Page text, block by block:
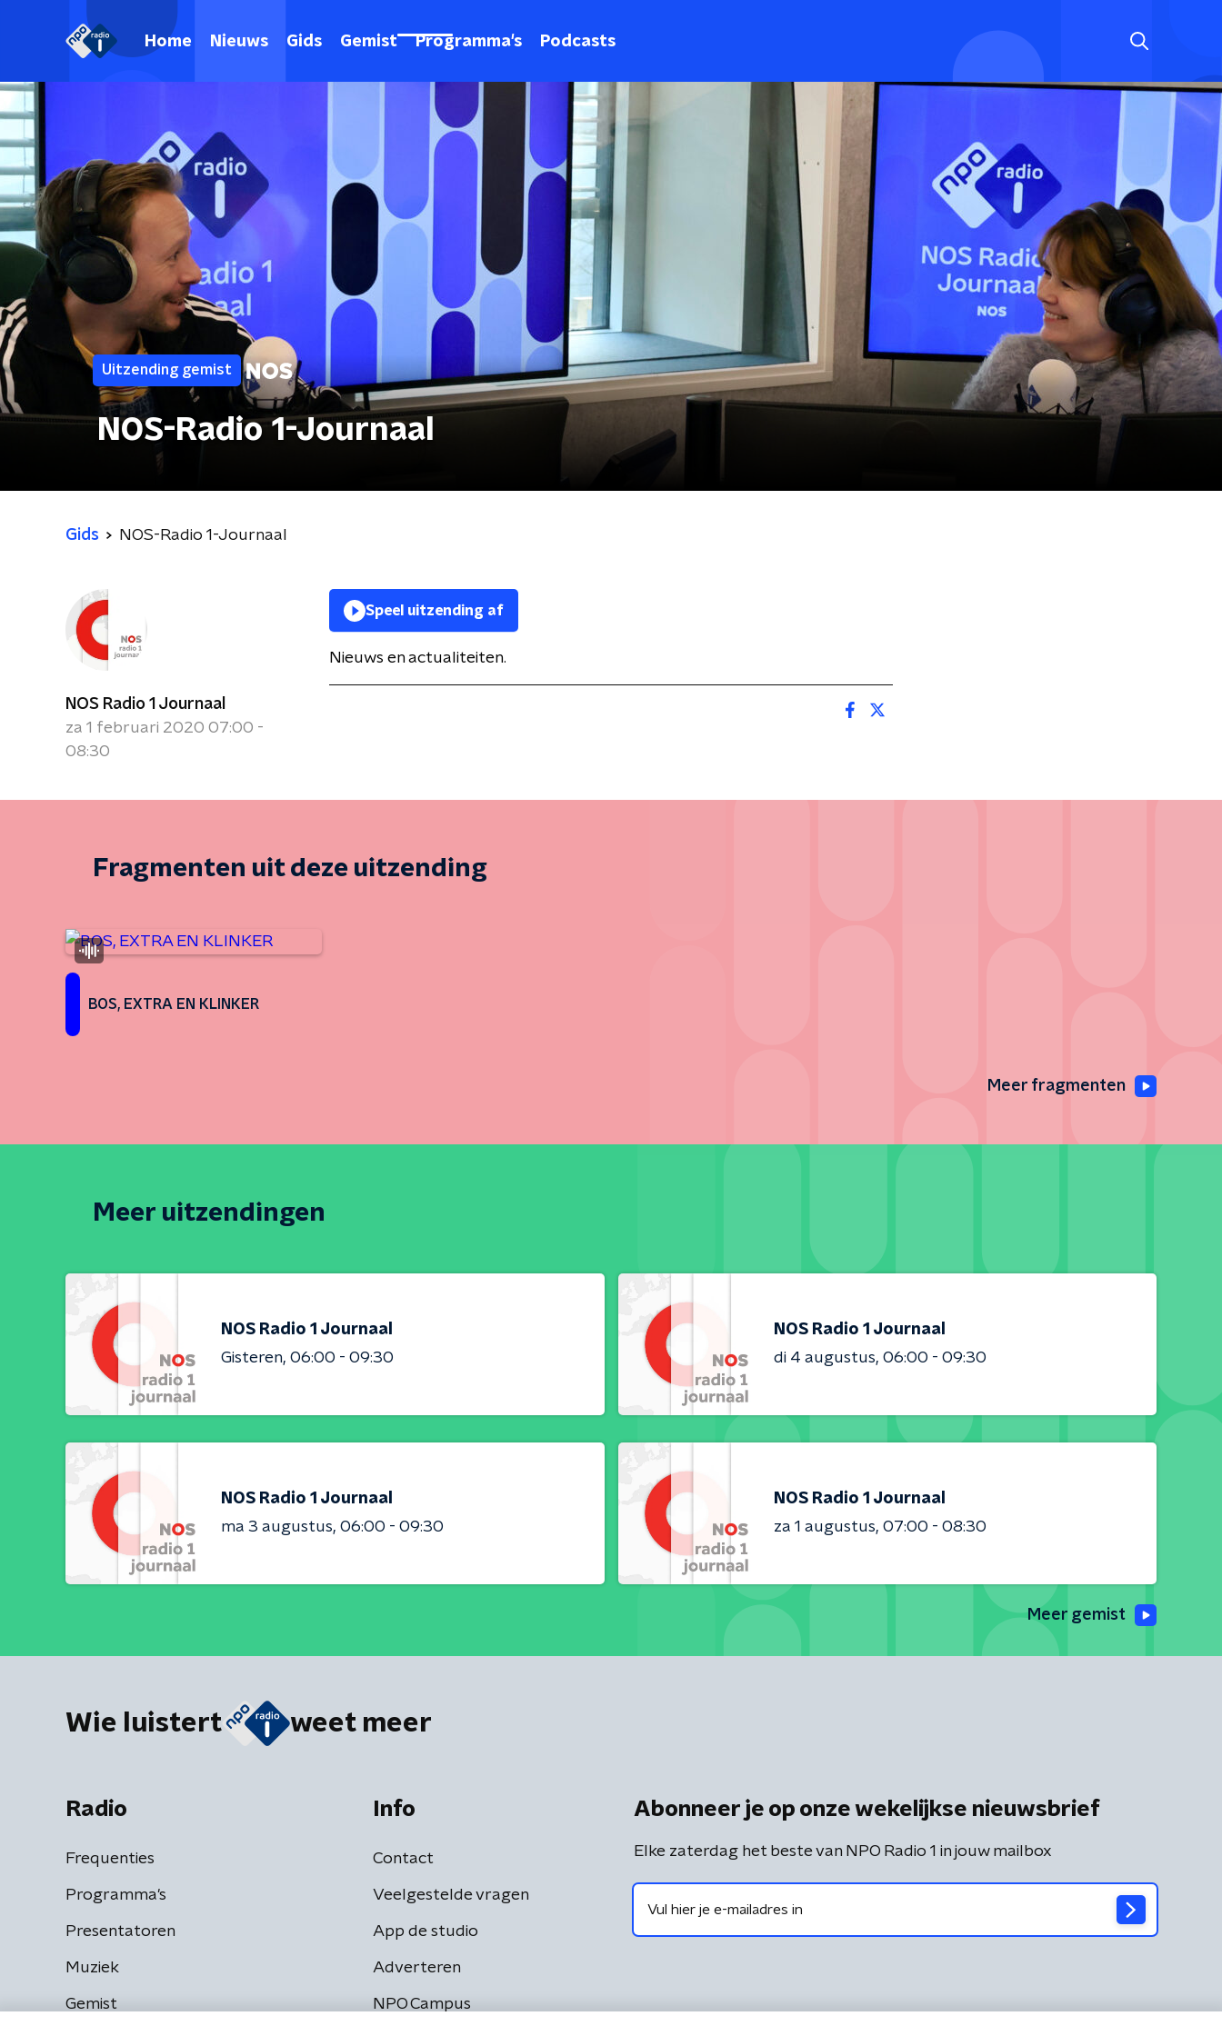
Home Nieuws Gids Gemist Programma's Podcasts
Uitzending gemist
NOS-Radio 1-Journaal
Gids NOS-Radio 1-Journaal
NOS Radio 1 Journaal
za 1 februari 2020 07:00 -
08:30
Speel uitzending af
Nieuws en actualiteiten.
Fragmenten uit deze uitzending
BOS, EXTRA EN KLINKER
Meer fragmenten
Meer uitzendingen
NOS Radio 1 Journaal
Gisteren 06:00 - 09:30
NOS Radio 1 Journaal
di 4 augustus 06:00 - 09:30
NOS Radio 1 Journaal
ma 3 augustus 06:00 - 09:30
NOS Radio 1 Journaal
za 1 augustus 07:00 - 08:30
Meer gemist
Wie luistert weet meer
Radio
Frequenties
Programma's
Presentatoren
Muziek
Gemist
Info
Contact
Veelgestelde vragen
App de studio
Adverteren
NPO Campus
Abonneer je op onze wekelijkse nieuwsbrief
Elke zaterdag het beste van NPO Radio 1 in jouw mailbox